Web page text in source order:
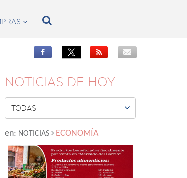
 


NOTICIAS DE HOY
TODAS 
en: NOTICIAS ECONOMÍA